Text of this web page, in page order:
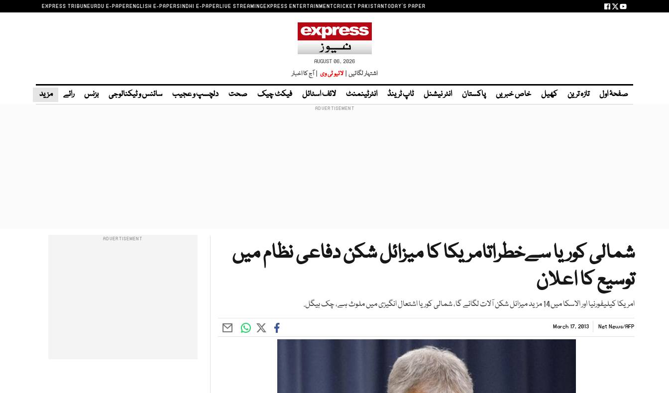
EXPRESS TRIBUNEURDU E-PAPERENGLISH E-PAPERSINDHI E-PAPERLIVE STREAMINGEXPRESS ENTERTAINMENTCRICKET PAKISTANTODAY'S PAPER
AUGUST 06, 2026
اشتہار لگائیں | لائیو ٹی وی | آج کا اخبار
صفحۂ اول تازہ ترین کھیل خاص خبریں پاکستان انٹر نیشنل ٹاپ ٹرینڈ انٹرٹینمنٹ لائف اسٹائل فیکٹ چیک صحت دلچسپ و عجیب سائنس و ٹیکنالوجی بزنس رائے مزید
شمالی کوریا سےخطراتامریکا کا میزائل شکن دفاعی نظام میں
توسیع کا اعلان
امریکا کیلیفورنیا اور الاسکا میں14 مزید میزائل شکن آلات لگائے گا، شمالی کوریا اشتعال انگیزی میں ملوث ہے، چک ہیگل.
Net News/AFP
March 17, 2013